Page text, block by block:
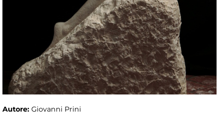
Autore: Giovanni Prini